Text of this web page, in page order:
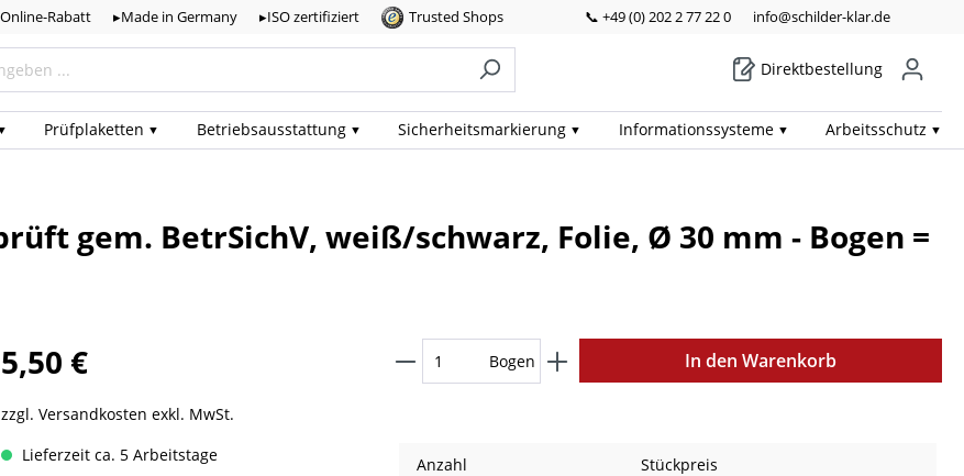
Rabatt ▸Made in Germany ▸ISO zertifiziert Trusted Shops 📞 +49 (0) 202 2 77 22 0 info@schilder-klar.de
Direktbestellung
Prüf­plaketten Betriebs­ausstattung Sicherheits­markierung Informations­systeme Arbeits­schutz
gem. BetrSichV, weiß/schwarz, Folie, Ø 30 mm - Bogen =
5,50 €
zzgl. Versandkosten exkl. MwSt.
Bogen In den Warenkorb
Lieferzeit ca. 5 Arbeitstage
Anzahl Stückpreis